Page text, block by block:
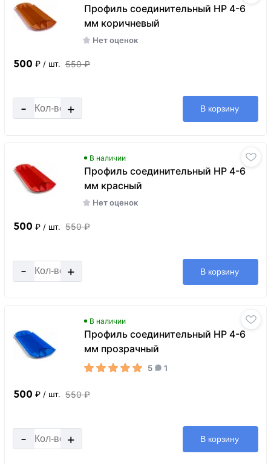
Профиль соединительный HP 4-6
мм коричневый
Нет оценок
500 ₽ / шт. 550 ₽
- + В корзину
В наличии
Профиль соединительный HP 4-6
мм красный
Нет оценок
500 ₽ / шт. 550 ₽
- + В корзину
В наличии
Профиль соединительный HP 4-6
мм прозрачный
5 1
500 ₽ / шт. 550 ₽
- + В корзину